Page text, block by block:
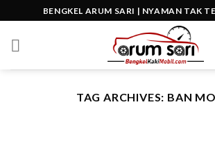
to
content
BENGKEL ARUM SARI | NYAMAN TAK
TAG ARCHIVES: BAN